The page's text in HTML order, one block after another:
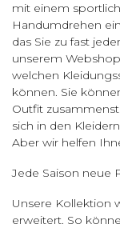
mit einem
Handumdrehen
das Sie zu fast
unserem
welchen
können. Sie
Outfit
sich in den
Aber wir helfen
Jede Saison neue
Unsere Kollektion
erweitert. So